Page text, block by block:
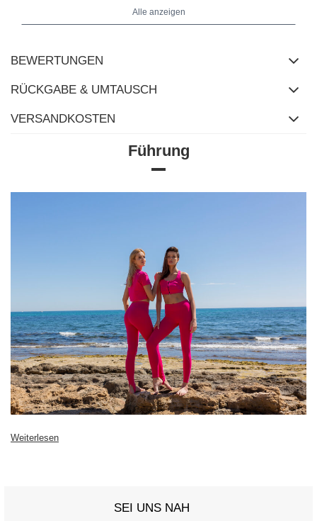
66
74
[H] Innenbeinlänge 71 71 73 73
[J] Gesamtlänge 95 95 96 99
Alle anzeigen
BEWERTUNGEN
RÜCKGABE & UMTAUSCH
VERSANDKOSTEN
Führung
Weiterlesen
SEI UNS NAH